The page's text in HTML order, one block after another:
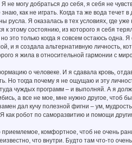
не могу добраться до себя, я себя не
как не играть. Когда та же вода течет в
русла. Я оказалась в тех условиях, где уже
этому состоянию, из которого я себя
это только когда я совсем остаюсь одна. Я
и я создала альтернативную личность,
я жила в относительной гармонии с
о человеке. И я сдавала кровь,
Но тогда почему я не ощущаю и эту
чуждых программ – и выполняй. А я
а все не мое, мне нужно другое, чтоб
дал кучу полезной фигни – ум,
как робот по саморазвитию и помощи
комфортное, чтоб не очень
что внутри. Будто там что-то